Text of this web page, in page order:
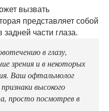
вызвать
представляет собой
задней части глаза.
в глазу,
зрения и в некоторых
Ваш офтальмолог
высокого
просто посмотрев в